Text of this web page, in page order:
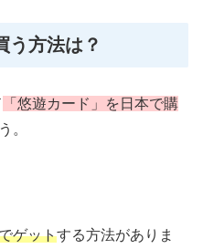
う方法は？
「悠遊カード」を日本で購
。
ゲットする方法がありま